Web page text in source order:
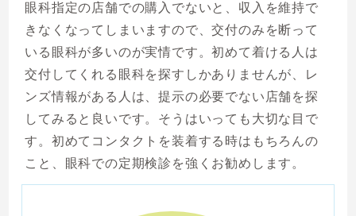
眼科指定の店舗での購入でないと、収入を維持で
きなくなってしまいますので、交付のみを断って
いる眼科が多いのが実情です。初めて着ける人は
交付してくれる眼科を探すしかありませんが、レ
ンズ情報がある人は、提示の必要でない店舗を探
してみると良いです。そうはいっても大切な目で
す。初めてコンタクトを装着する時はもちろんの
こと、眼科での定期検診を強くお勧めします。